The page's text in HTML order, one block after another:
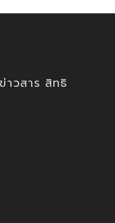
วสาร สิทธิ